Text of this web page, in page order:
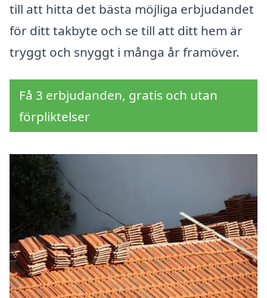
till att hitta det bästa möjliga erbjudandet
för ditt takbyte och se till att ditt hem är
tryggt och snyggt i många år framöver.
Få 3 erbjudanden, gratis och utan
förpliktelser